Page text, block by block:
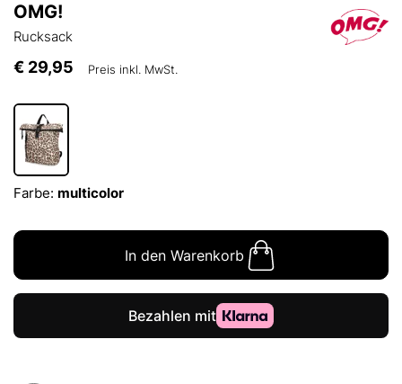
OMG!
Rucksack
€ 29,95 Preis inkl. MwSt.
Farbe: multicolor
In den Warenkorb